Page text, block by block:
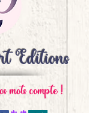
Editions
mots compte !